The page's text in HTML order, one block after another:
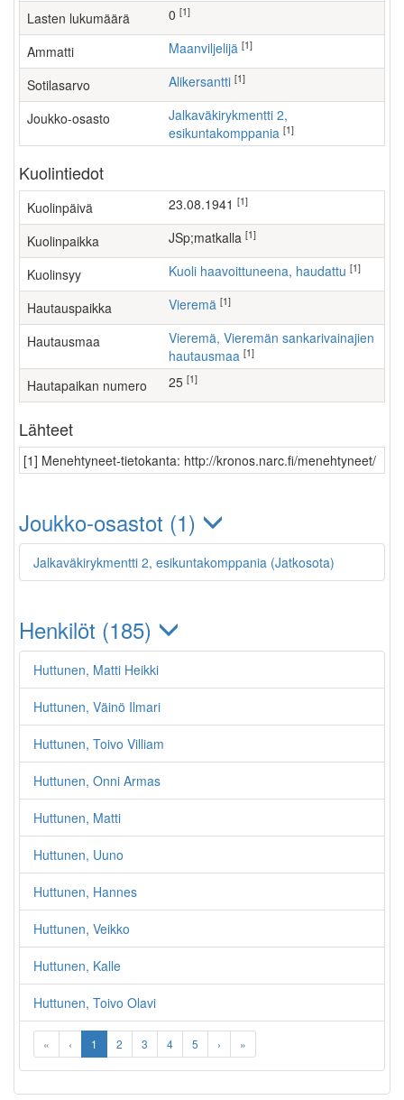
Lasten lukumäärä [1]
Ammatti maanviljelijä [1]
Sotilasarvo Alikersantti [1]
Joukko-osasto
Jalkaväkirykmentti 2,
esikuntakomppania [1]
Kuolintiedot
Kuolinpäivä 23.08.1941 [1]
Kuolinpaikka JSp;matkalla [1]
Kuolinsyy Kuoli haavoittuneena, haudattu [1]
Hautauspaikka Vieremä [1]
Hautausmaa
Vieremä, Vieremän sankarivainajien
hautausmaa [1]
Hautapaikan numero 25 [1]
Lähteet
[1] Menehtyneet-tietokanta: http://kronos.narc.fi/menehtyneet/
Joukko-osastot (1)
Jalkaväkirykmentti 2, esikuntakomppania (Jatkosota)
Henkilöt (185)
Huttunen, Matti Heikki
Huttunen, Väinö Ilmari
Huttunen, Toivo Villiam
Huttunen, Onni Armas
Huttunen, Matti
Huttunen, Uuno
Huttunen, Hannes
Huttunen, Veikko
Huttunen, Kalle
Huttunen, Toivo Olavi
« ‹ 1 2 3 4 5 › »